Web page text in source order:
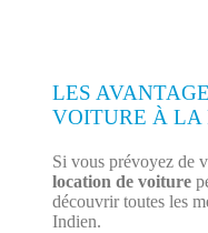
LES
VOITURE À LA
Si vous prévoyez de
location de voiture
découvrir toutes les
Indien.